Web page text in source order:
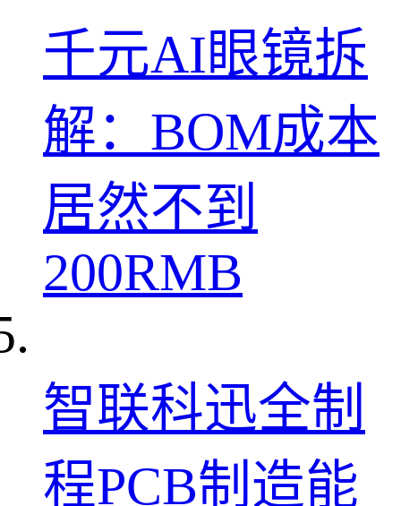
千元AI眼镜拆
解：BOM成本
居然不到
200RMB
智联科迅全制
程PCB制造能